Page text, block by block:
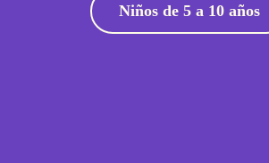
Niños de 5 a 10 años